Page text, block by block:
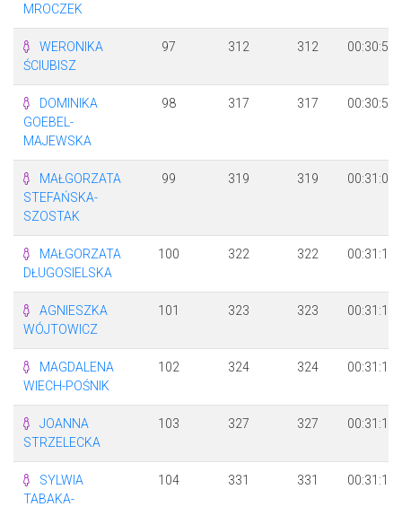
MROCZEK
WERONIKA
ŚCIUBISZ
97 312 312 00:30:51
DOMINIKA
GOEBEL-
MAJEWSKA
98 317 317 00:30:59
MAŁGORZATA
STEFAŃSKA-
SZOSTAK
99 319 319 00:31:05
MAŁGORZATA
DŁUGOSIELSKA
100 322 322 00:31:10
AGNIESZKA
WÓJTOWICZ
101 323 323 00:31:10
MAGDALENA
WIECH-POŚNIK
102 324 324 00:31:10
JOANNA
STRZELECKA
103 327 327 00:31:13
SYLWIA
TABAKA-
104 331 331 00:31:19